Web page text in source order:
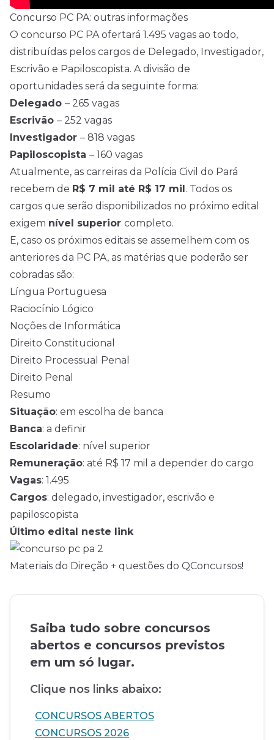
Concurso PC PA: outras informações
O concurso PC PA ofertará 1.495 vagas ao todo,
distribuídas pelos cargos de Delegado, Investigador,
Escrivão e Papiloscopista. A divisão de
oportunidades será da seguinte forma:
Delegado – 265 vagas
Escrivão – 252 vagas
Investigador – 818 vagas
Papiloscopista – 160 vagas
Atualmente, as carreiras da Polícia Civil do Pará
recebem de R$ 7 mil até R$ 17 mil. Todos os
cargos que serão disponibilizados no próximo edital
exigem nível superior completo.
E, caso os próximos editais se assemelhem com os
anteriores da PC PA, as matérias que poderão ser
cobradas são:
Língua Portuguesa
Raciocínio Lógico
Noções de Informática
Direito Constitucional
Direito Processual Penal
Direito Penal
Resumo
Situação: em escolha de banca
Banca: a definir
Escolaridade: nível superior
Remuneração: até R$ 17 mil a depender do cargo
Vagas: 1.495
Cargos: delegado, investigador, escrivão e
papiloscopista
Último edital neste link
Materiais do Direção + questões do QConcursos!
Saiba tudo sobre concursos
abertos e concursos previstos
em um só lugar.
Clique nos links abaixo:
CONCURSOS ABERTOS
CONCURSOS 2026